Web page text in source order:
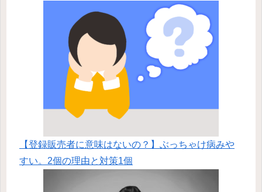
【登録販売者に意味はないの？】ぶっちゃけ病みや
すい。2個の理由と対策1個